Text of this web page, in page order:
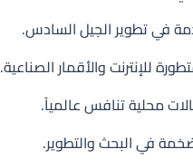
في تطوير الجيل السادس.
للإنترنت والأقمار الصناعية.
محلية تنافس عالمياً.
في البحث والتطوير.